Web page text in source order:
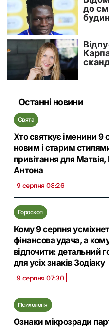
Останні новини
Свята
Хто святкує іменини 9
новим і старим
привітання для Матвія,
Антона
9 серпня 08:26
Гороскоп
Кому 9 серпня
фінансова удача, а
відпочити: детальний
для усіх знаків Зодіаку
9 серпня 07:30
Психологія
Ознаки мікрозради